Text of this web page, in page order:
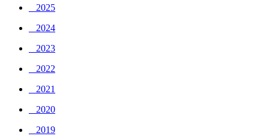
_ 2025
_ 2024
_ 2023
_ 2022
_ 2021
_ 2020
_ 2019